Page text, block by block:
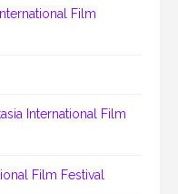
Film
International Film
Film Festival